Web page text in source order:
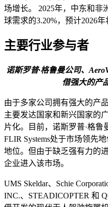
场增长。 2025年，中东和非
球需求的3.20%，预计2026年
主要行业参与者
诺斯罗普·格鲁曼公司、
借强大的产
由于多家公司拥有强大的产
主要发达国家和新兴国家的
片化。目前，诺斯罗普·格鲁
FLIR Systems处于市场领先
地位。但由于缺乏强有力的
企业进入该市场。
UMS Skeldar、Schie
INC.、STEADICOPTER 和